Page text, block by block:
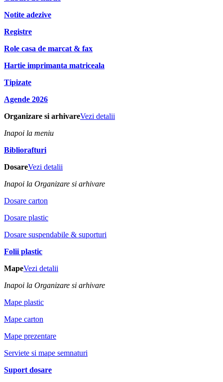
Notite adezive
Registre
Role casa de marcat & fax
Hartie imprimanta matriceala
Tipizate
Agende 2026
Organizare si arhivareVezi detalii
Inapoi la meniu
Bibliorafturi
DosareVezi detalii
Inapoi la Organizare si arhivare
Dosare carton
Dosare plastic
Dosare suspendabile & suporturi
Folii plastic
MapeVezi detalii
Inapoi la Organizare si arhivare
Mape plastic
Mape carton
Mape prezentare
Serviete si mape semnaturi
Suport dosare